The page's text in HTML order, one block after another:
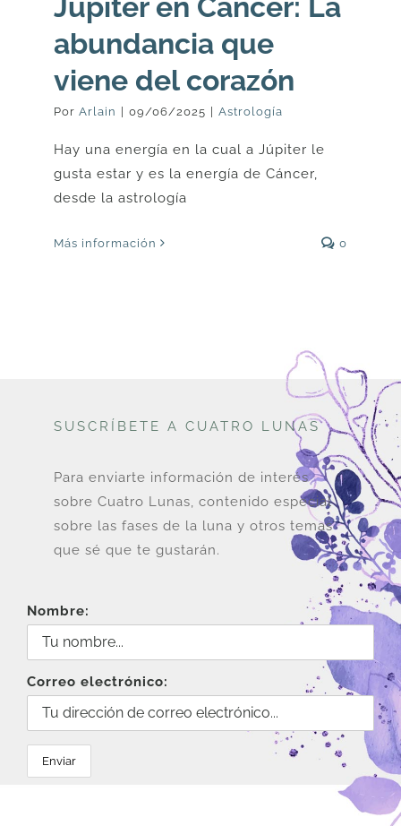
abundancia que
viene del corazón
Por Arlain 09/06/2025 Astrología
Hay una energía en la cual a Júpiter le
gusta estar y es la energía de Cáncer,
desde la astrología
Más información 0
SUSCRÍBETE A CUATRO LUNAS
Para enviarte información de interés
sobre Cuatro Lunas, contenido especial
sobre las fases de la luna y otros temas
que sé que te gustarán.
Nombre:
Correo electrónico: